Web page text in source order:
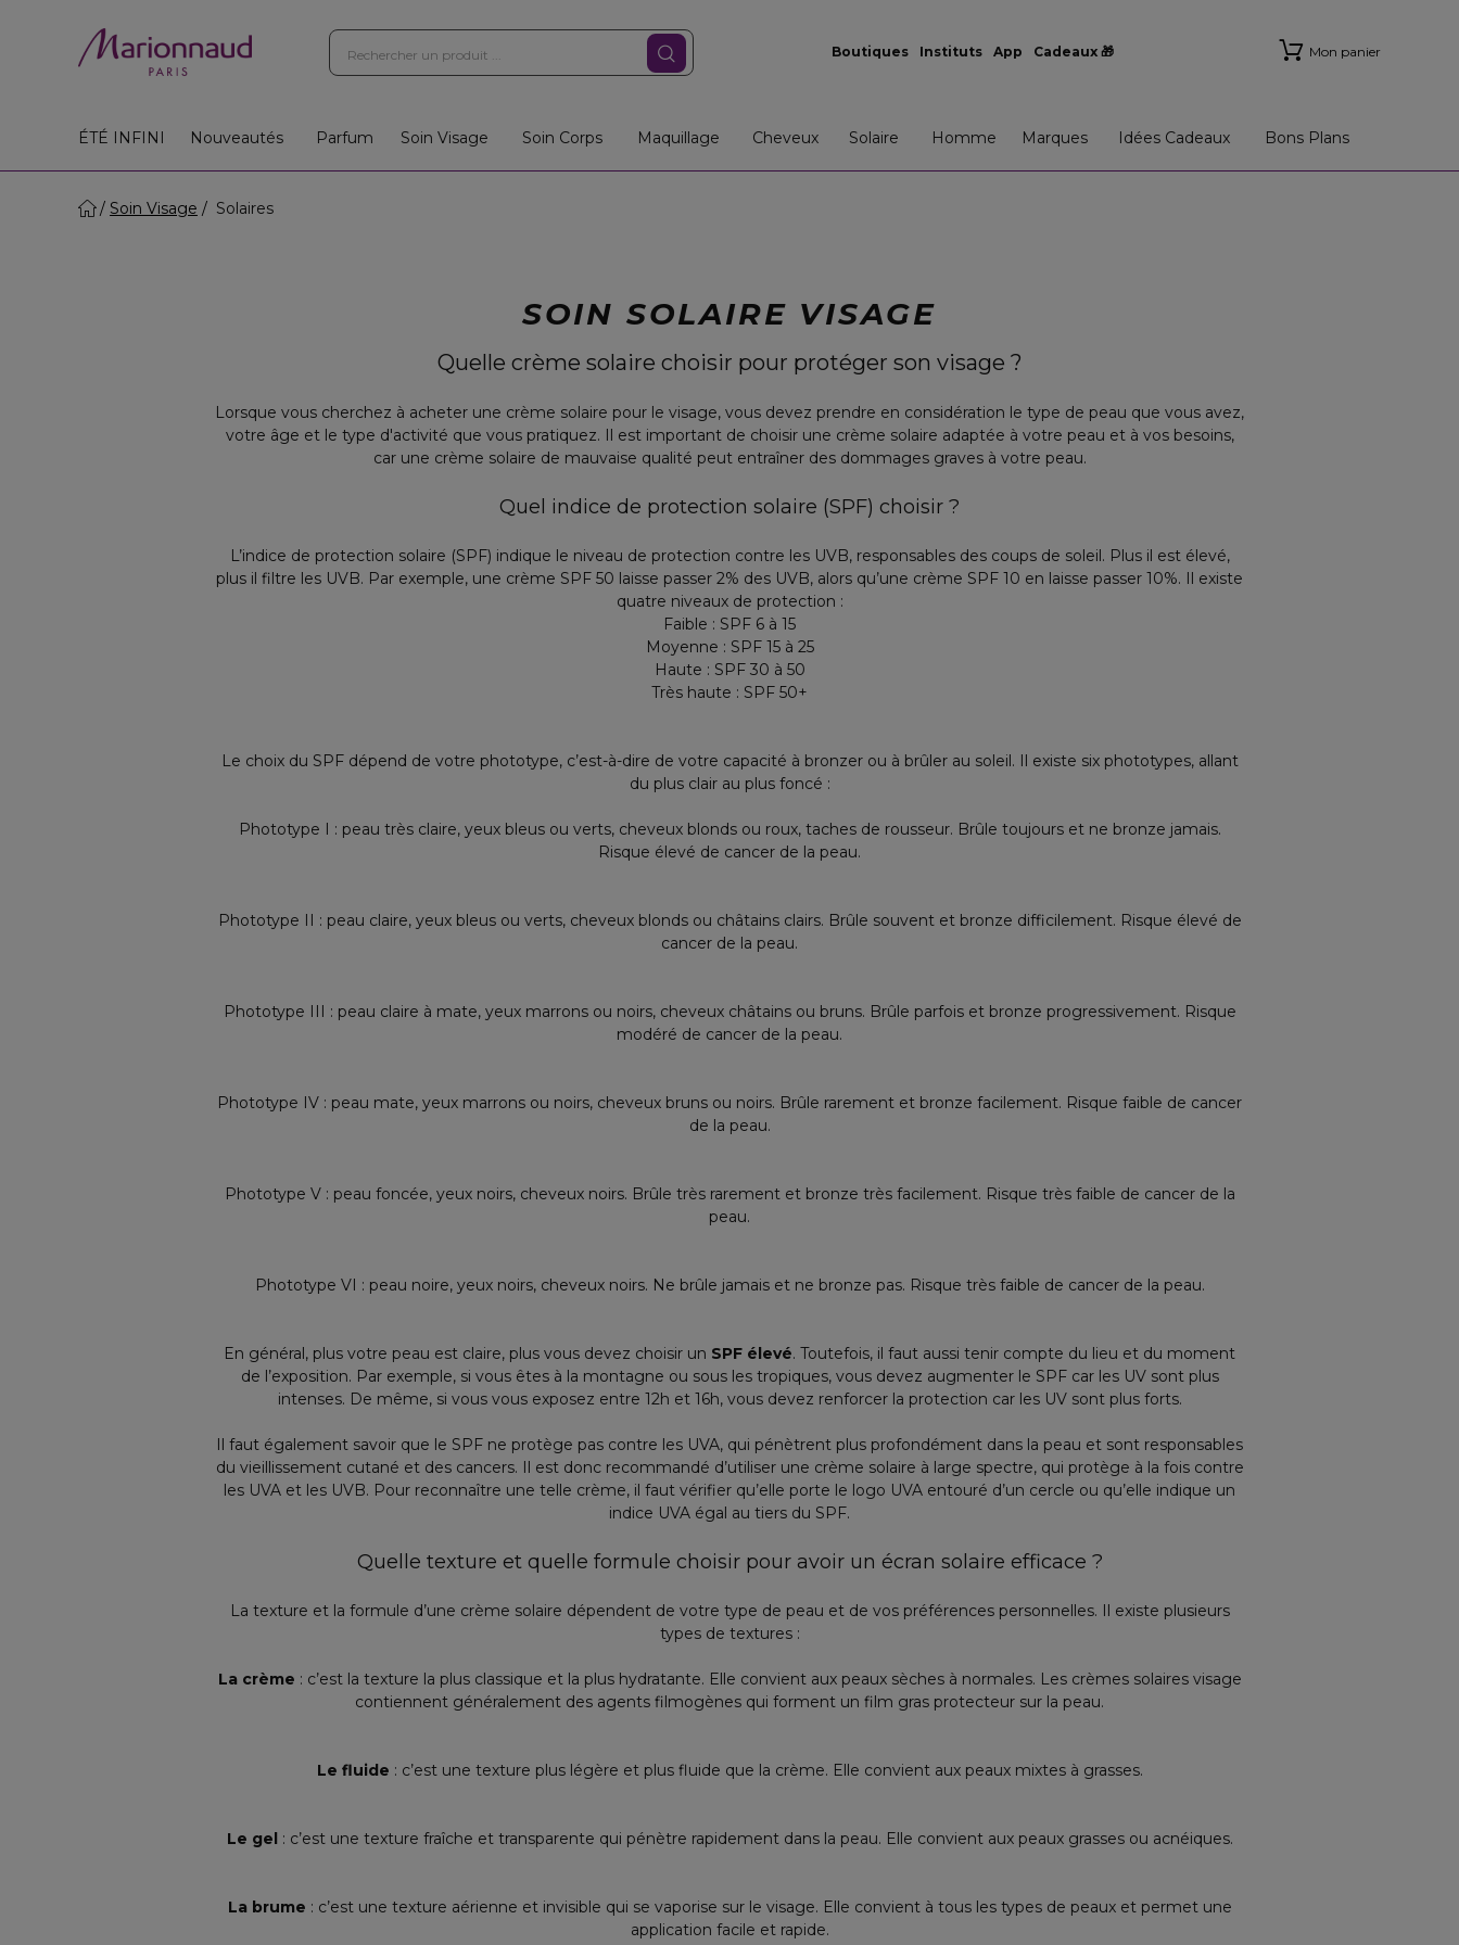
Boutiques Instituts App Cadeaux 🎁 Mon panier
ÉTÉ INFINI Nouveautés Parfum Soin Visage Soin Corps Maquillage Cheveux Solaire Homme Marques Idées Cadeaux Bons Plans
Soin Visage Solaires
SOIN SOLAIRE VISAGE
Quelle crème solaire choisir pour protéger son visage ?
Lorsque vous cherchez à acheter une crème solaire pour le visage, vous devez prendre en considération le type de peau que vous avez,
votre âge et le type d'activité que vous pratiquez. Il est important de choisir une crème solaire adaptée à votre peau et à vos besoins,
car une crème solaire de mauvaise qualité peut entraîner des dommages graves à votre peau.
Quel indice de protection solaire (SPF) choisir ?
L’indice de protection solaire (SPF) indique le niveau de protection contre les UVB, responsables des coups de soleil. Plus il est élevé,
plus il filtre les UVB. Par exemple, une crème SPF 50 laisse passer 2% des UVB, alors qu’une crème SPF 10 en laisse passer 10%. Il existe
quatre niveaux de protection :
Faible : SPF 6 à 15
Moyenne : SPF 15 à 25
Haute : SPF 30 à 50
Très haute : SPF 50+
Le choix du SPF dépend de votre phototype, c’est-à-dire de votre capacité à bronzer ou à brûler au soleil. Il existe six phototypes, allant
du plus clair au plus foncé :
Phototype I : peau très claire, yeux bleus ou verts, cheveux blonds ou roux, taches de rousseur. Brûle toujours et ne bronze jamais.
Risque élevé de cancer de la peau.
Phototype II : peau claire, yeux bleus ou verts, cheveux blonds ou châtains clairs. Brûle souvent et bronze difficilement. Risque élevé de
cancer de la peau.
Phototype III : peau claire à mate, yeux marrons ou noirs, cheveux châtains ou bruns. Brûle parfois et bronze progressivement. Risque
modéré de cancer de la peau.
Phototype IV : peau mate, yeux marrons ou noirs, cheveux bruns ou noirs. Brûle rarement et bronze facilement. Risque faible de cancer
de la peau.
Phototype V : peau foncée, yeux noirs, cheveux noirs. Brûle très rarement et bronze très facilement. Risque très faible de cancer de la
peau.
Phototype VI : peau noire, yeux noirs, cheveux noirs. Ne brûle jamais et ne bronze pas. Risque très faible de cancer de la peau.
En général, plus votre peau est claire, plus vous devez choisir un SPF élevé. Toutefois, il faut aussi tenir compte du lieu et du moment
de l’exposition. Par exemple, si vous êtes à la montagne ou sous les tropiques, vous devez augmenter le SPF car les UV sont plus
intenses. De même, si vous vous exposez entre 12h et 16h, vous devez renforcer la protection car les UV sont plus forts.
Il faut également savoir que le SPF ne protège pas contre les UVA, qui pénètrent plus profondément dans la peau et sont responsables
du vieillissement cutané et des cancers. Il est donc recommandé d’utiliser une crème solaire à large spectre, qui protège à la fois contre
les UVA et les UVB. Pour reconnaître une telle crème, il faut vérifier qu’elle porte le logo UVA entouré d’un cercle ou qu’elle indique un
indice UVA égal au tiers du SPF.
Quelle texture et quelle formule choisir pour avoir un écran solaire efficace ?
La texture et la formule d’une crème solaire dépendent de votre type de peau et de vos préférences personnelles. Il existe plusieurs
types de textures :
La crème : c’est la texture la plus classique et la plus hydratante. Elle convient aux peaux sèches à normales. Les crèmes solaires visage
contiennent généralement des agents filmogènes qui forment un film gras protecteur sur la peau.
Le fluide : c’est une texture plus légère et plus fluide que la crème. Elle convient aux peaux mixtes à grasses.
Le gel : c’est une texture fraîche et transparente qui pénètre rapidement dans la peau. Elle convient aux peaux grasses ou acnéiques.
La brume : c’est une texture aérienne et invisible qui se vaporise sur le visage. Elle convient à tous les types de peaux et permet une
application facile et rapide.